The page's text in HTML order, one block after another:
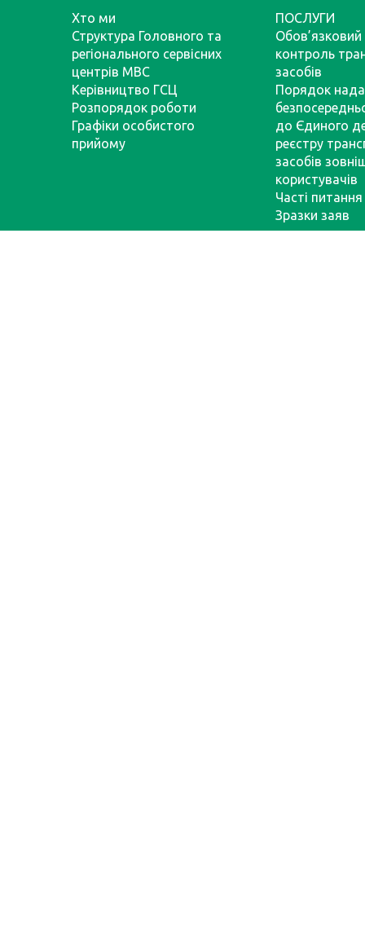
Хто ми
Структура Головного та
регіонального сервісних
центрів МВС
Керівництво ГСЦ
Розпорядок роботи
Графіки особистого
прийому
ПОСЛУГИ
Обов’язковий
контроль
засобів
Порядок
до Єдиного
реєстру
засобів
користувачів
Часті питання
Зразки заяв